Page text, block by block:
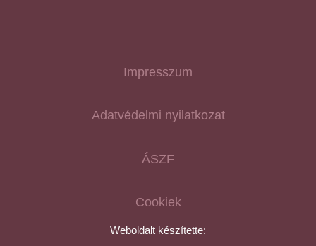
Impresszum
Adatvédelmi nyilatkozat
ÁSZF
Cookiek
Weboldalt készítette: